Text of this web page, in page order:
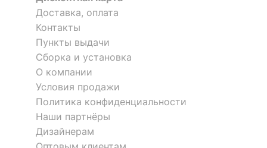
Рекомендуемые
помещения
р.
5 099 р.
Полка книжная Эстри-2
3 297 р. 3 832 р.
Доставка, оплата
Контакты
Пункты выдачи
Сборка и установка
О компании
Условия продажи
Политика конфиденциальности
Наши партнёры
Дизайнерам